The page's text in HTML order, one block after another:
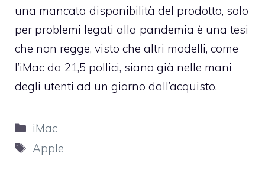
una mancata disponibilità del prodotto, solo
per problemi legati alla pandemia è una tesi
che non regge, visto che altri modelli, come
l’iMac da 21,5 pollici, siano già nelle mani
degli utenti ad un giorno dall’acquisto.
Categorie
iMac
Tag
Apple